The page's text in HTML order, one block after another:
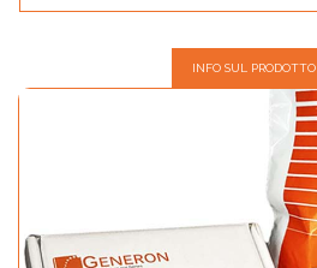
INFO SUL PRODOTTO